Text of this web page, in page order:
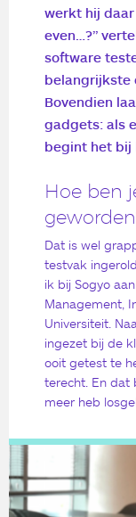
werkt hij daar
even…?”
software
belangrijkste
Bovendien
gadgets: als
begint het bij
Hoe ben
Dat is wel
testvak
ik bij Sogyo
Management,
Universiteit.
ingezet bij de
ooit getest te
terecht. En dat
meer heb